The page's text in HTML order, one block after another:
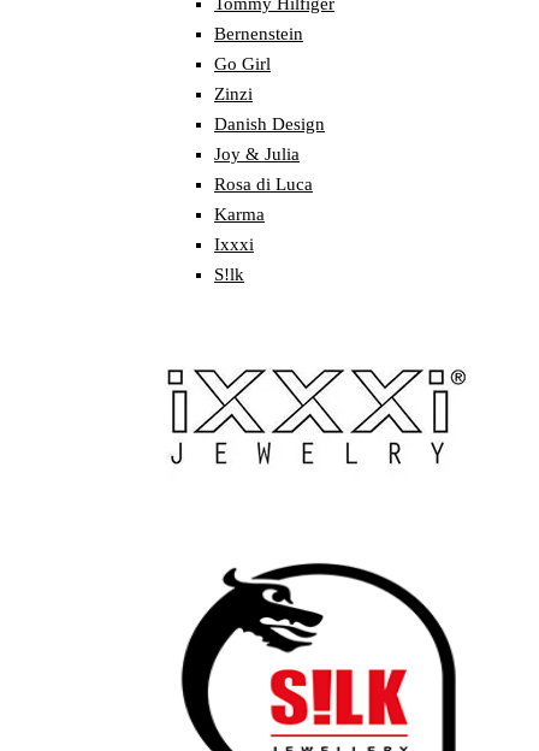
Tommy Hilfiger
Bernenstein
Go Girl
Zinzi
Danish Design
Joy & Julia
Rosa di Luca
Karma
Ixxxi
S!lk